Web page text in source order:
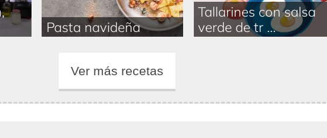
Pasta navideña
Tallarines con salsa
verde de tr ...
Ver más recetas